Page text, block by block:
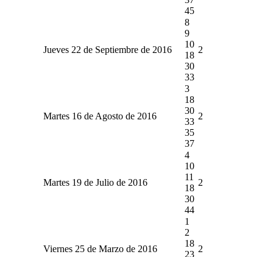
45
Jueves 22 de Septiembre de 2016
8
9
10
18
30
33
2
Martes 16 de Agosto de 2016
3
18
30
33
35
37
2
Martes 19 de Julio de 2016
4
10
11
18
30
44
2
Viernes 25 de Marzo de 2016
1
2
18
23
2